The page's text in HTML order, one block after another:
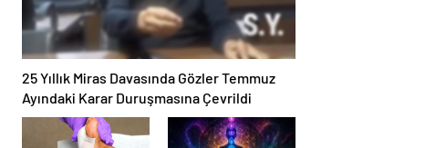
25 Yıllık Miras Davasında Gözler Temmuz
Ayındaki Karar Duruşmasına Çevrildi